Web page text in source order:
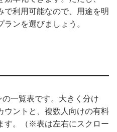
で利用可能なので、用途を明
ンを選びましょう。
一覧表です。大きく分け
ウントと、複数人向けの有料
す。（※表は左右にスクロー